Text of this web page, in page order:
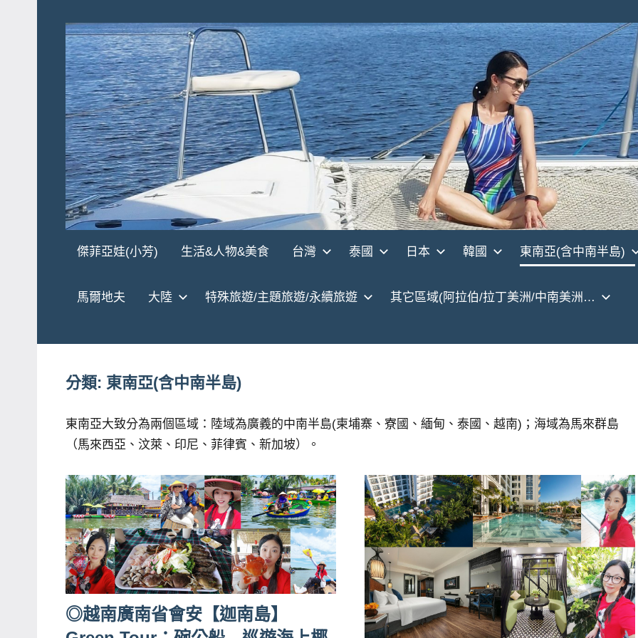
content
傑
娃
JEFFIA
FANG
團、
題
旅
達
人
帶
路、
旅
遊
節
目
傑菲亞娃(小芳) 生活&人物&美食 台灣 泰國 日本 韓國 東南亞(含中南半島)
馬爾地夫 大陸 特殊旅遊/主題旅遊/永續旅遊 其它區域(阿拉伯/拉丁美洲/中南美洲…
分類: 東南亞(含中南半島)
東南亞大致分為兩個區域：陸域為廣義的中南半島(柬埔寨、寮國、緬甸、泰國、越南)；海域為馬來群島
（馬來西亞、汶萊、印尼、菲律賓、新加坡）。
◎越南廣南省會安【迦南島】